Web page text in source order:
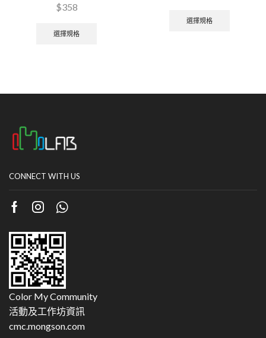
$358
選擇規格
選擇規格
CONNECT WITH US
Color My Community
活動及工作坊資訊
cmc.mongson.com